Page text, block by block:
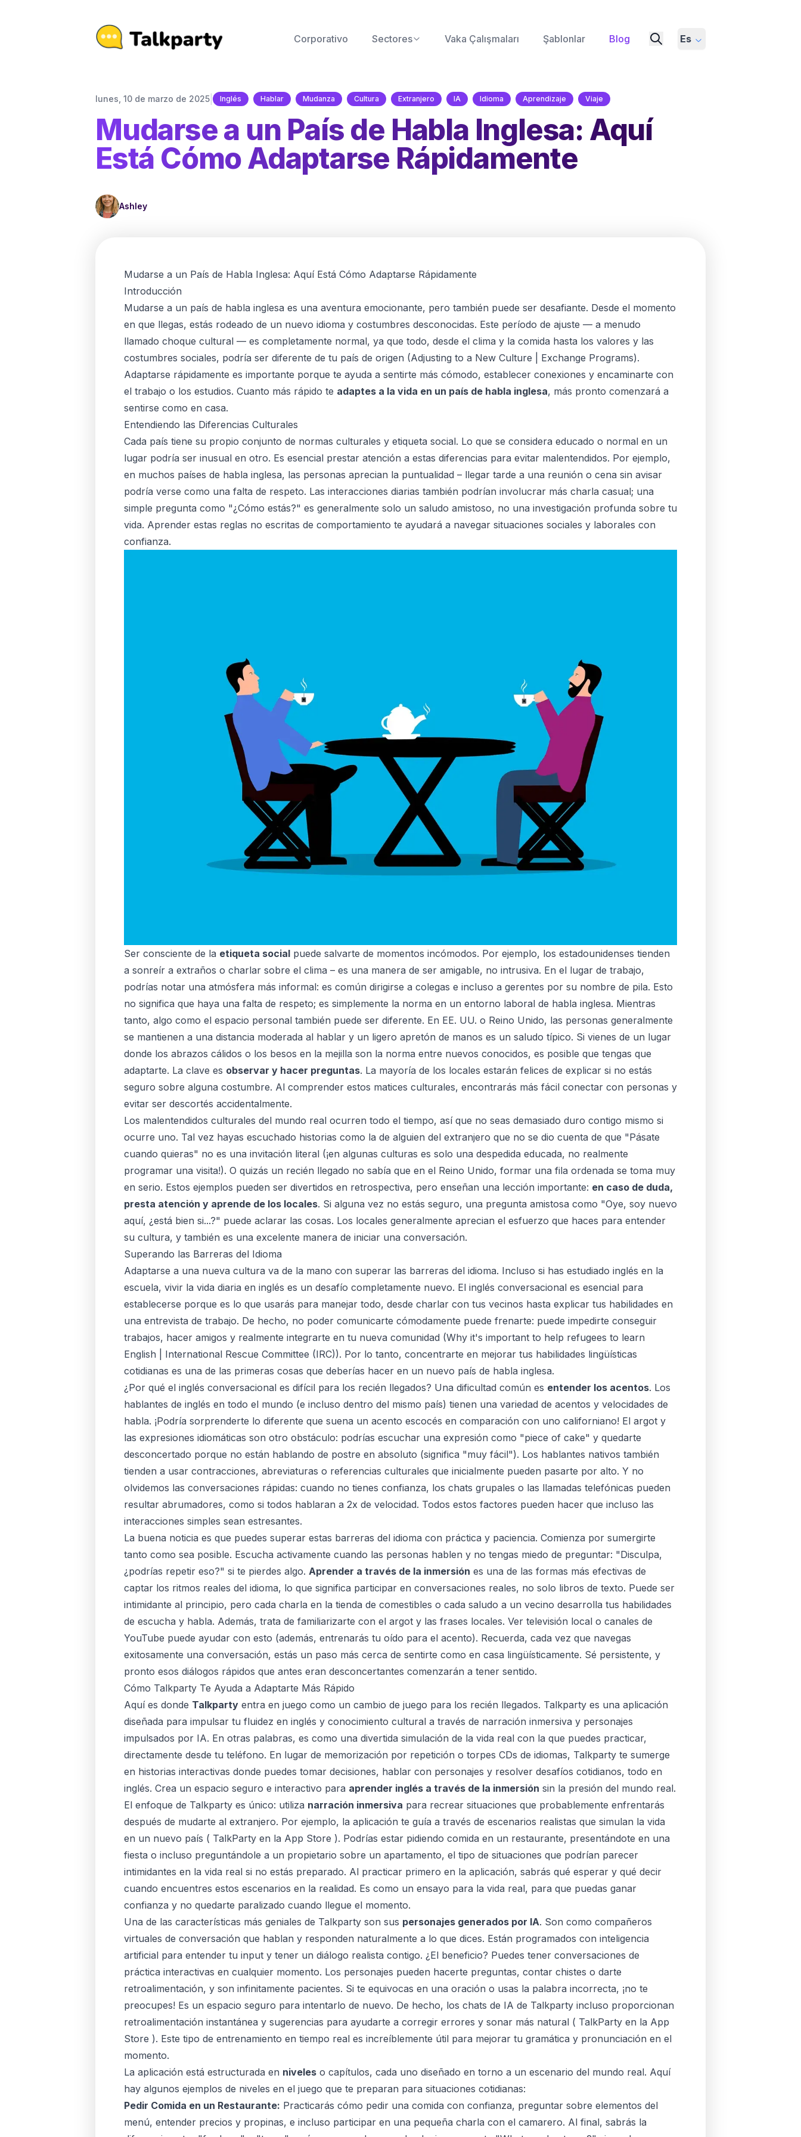
Corporativo Sectores Vaka Çalışmaları Şablonlar Blog Es
lunes, 10 de marzo de 2025 Inglés Hablar Mudanza Cultura Extranjero IA Idioma Aprendizaje Viaje
Mudarse a un País de Habla Inglesa: Aquí
Está Cómo Adaptarse Rápidamente
Ashley
Mudarse a un País de Habla Inglesa: Aquí Está Cómo Adaptarse Rápidamente
Introducción
Mudarse a un país de habla inglesa es una aventura emocionante, pero también puede ser desafiante. Desde el momento
en que llegas, estás rodeado de un nuevo idioma y costumbres desconocidas. Este período de ajuste — a menudo
llamado choque cultural — es completamente normal, ya que todo, desde el clima y la comida hasta los valores y las
costumbres sociales, podría ser diferente de tu país de origen (Adjusting to a New Culture | Exchange Programs).
Adaptarse rápidamente es importante porque te ayuda a sentirte más cómodo, establecer conexiones y encaminarte con
el trabajo o los estudios. Cuanto más rápido te adaptes a la vida en un país de habla inglesa, más pronto comenzará a
sentirse como en casa.
Entendiendo las Diferencias Culturales
Cada país tiene su propio conjunto de normas culturales y etiqueta social. Lo que se considera educado o normal en un
lugar podría ser inusual en otro. Es esencial prestar atención a estas diferencias para evitar malentendidos. Por ejemplo,
en muchos países de habla inglesa, las personas aprecian la puntualidad – llegar tarde a una reunión o cena sin avisar
podría verse como una falta de respeto. Las interacciones diarias también podrían involucrar más charla casual; una
simple pregunta como "¿Cómo estás?" es generalmente solo un saludo amistoso, no una investigación profunda sobre tu
vida. Aprender estas reglas no escritas de comportamiento te ayudará a navegar situaciones sociales y laborales con
confianza.
Ser consciente de la etiqueta social puede salvarte de momentos incómodos. Por ejemplo, los estadounidenses tienden
a sonreír a extraños o charlar sobre el clima – es una manera de ser amigable, no intrusiva. En el lugar de trabajo,
podrías notar una atmósfera más informal: es común dirigirse a colegas e incluso a gerentes por su nombre de pila. Esto
no significa que haya una falta de respeto; es simplemente la norma en un entorno laboral de habla inglesa. Mientras
tanto, algo como el espacio personal también puede ser diferente. En EE. UU. o Reino Unido, las personas generalmente
se mantienen a una distancia moderada al hablar y un ligero apretón de manos es un saludo típico. Si vienes de un lugar
donde los abrazos cálidos o los besos en la mejilla son la norma entre nuevos conocidos, es posible que tengas que
adaptarte. La clave es observar y hacer preguntas. La mayoría de los locales estarán felices de explicar si no estás
seguro sobre alguna costumbre. Al comprender estos matices culturales, encontrarás más fácil conectar con personas y
evitar ser descortés accidentalmente.
Los malentendidos culturales del mundo real ocurren todo el tiempo, así que no seas demasiado duro contigo mismo si
ocurre uno. Tal vez hayas escuchado historias como la de alguien del extranjero que no se dio cuenta de que "Pásate
cuando quieras" no es una invitación literal (¡en algunas culturas es solo una despedida educada, no realmente
programar una visita!). O quizás un recién llegado no sabía que en el Reino Unido, formar una fila ordenada se toma muy
en serio. Estos ejemplos pueden ser divertidos en retrospectiva, pero enseñan una lección importante: en caso de duda,
presta atención y aprende de los locales. Si alguna vez no estás seguro, una pregunta amistosa como "Oye, soy nuevo
aquí, ¿está bien si...?" puede aclarar las cosas. Los locales generalmente aprecian el esfuerzo que haces para entender
su cultura, y también es una excelente manera de iniciar una conversación.
Superando las Barreras del Idioma
Adaptarse a una nueva cultura va de la mano con superar las barreras del idioma. Incluso si has estudiado inglés en la
escuela, vivir la vida diaria en inglés es un desafío completamente nuevo. El inglés conversacional es esencial para
establecerse porque es lo que usarás para manejar todo, desde charlar con tus vecinos hasta explicar tus habilidades en
una entrevista de trabajo. De hecho, no poder comunicarte cómodamente puede frenarte: puede impedirte conseguir
trabajos, hacer amigos y realmente integrarte en tu nueva comunidad (Why it's important to help refugees to learn
English | International Rescue Committee (IRC)). Por lo tanto, concentrarte en mejorar tus habilidades lingüísticas
cotidianas es una de las primeras cosas que deberías hacer en un nuevo país de habla inglesa.
¿Por qué el inglés conversacional es difícil para los recién llegados? Una dificultad común es entender los acentos. Los
hablantes de inglés en todo el mundo (e incluso dentro del mismo país) tienen una variedad de acentos y velocidades de
habla. ¡Podría sorprenderte lo diferente que suena un acento escocés en comparación con uno californiano! El argot y
las expresiones idiomáticas son otro obstáculo: podrías escuchar una expresión como "piece of cake" y quedarte
desconcertado porque no están hablando de postre en absoluto (significa "muy fácil"). Los hablantes nativos también
tienden a usar contracciones, abreviaturas o referencias culturales que inicialmente pueden pasarte por alto. Y no
olvidemos las conversaciones rápidas: cuando no tienes confianza, los chats grupales o las llamadas telefónicas pueden
resultar abrumadores, como si todos hablaran a 2x de velocidad. Todos estos factores pueden hacer que incluso las
interacciones simples sean estresantes.
La buena noticia es que puedes superar estas barreras del idioma con práctica y paciencia. Comienza por sumergirte
tanto como sea posible. Escucha activamente cuando las personas hablen y no tengas miedo de preguntar: "Disculpa,
¿podrías repetir eso?" si te pierdes algo. Aprender a través de la inmersión es una de las formas más efectivas de
captar los ritmos reales del idioma, lo que significa participar en conversaciones reales, no solo libros de texto. Puede ser
intimidante al principio, pero cada charla en la tienda de comestibles o cada saludo a un vecino desarrolla tus habilidades
de escucha y habla. Además, trata de familiarizarte con el argot y las frases locales. Ver televisión local o canales de
YouTube puede ayudar con esto (además, entrenarás tu oído para el acento). Recuerda, cada vez que navegas
exitosamente una conversación, estás un paso más cerca de sentirte como en casa lingüísticamente. Sé persistente, y
pronto esos diálogos rápidos que antes eran desconcertantes comenzarán a tener sentido.
Cómo Talkparty Te Ayuda a Adaptarte Más Rápido
Aquí es donde Talkparty entra en juego como un cambio de juego para los recién llegados. Talkparty es una aplicación
diseñada para impulsar tu fluidez en inglés y conocimiento cultural a través de narración inmersiva y personajes
impulsados por IA. En otras palabras, es como una divertida simulación de la vida real con la que puedes practicar,
directamente desde tu teléfono. En lugar de memorización por repetición o torpes CDs de idiomas, Talkparty te sumerge
en historias interactivas donde puedes tomar decisiones, hablar con personajes y resolver desafíos cotidianos, todo en
inglés. Crea un espacio seguro e interactivo para aprender inglés a través de la inmersión sin la presión del mundo real.
El enfoque de Talkparty es único: utiliza narración inmersiva para recrear situaciones que probablemente enfrentarás
después de mudarte al extranjero. Por ejemplo, la aplicación te guía a través de escenarios realistas que simulan la vida
en un nuevo país ( ‎TalkParty en la App Store ). Podrías estar pidiendo comida en un restaurante, presentándote en una
fiesta o incluso preguntándole a un propietario sobre un apartamento, el tipo de situaciones que podrían parecer
intimidantes en la vida real si no estás preparado. Al practicar primero en la aplicación, sabrás qué esperar y qué decir
cuando encuentres estos escenarios en la realidad. Es como un ensayo para la vida real, para que puedas ganar
confianza y no quedarte paralizado cuando llegue el momento.
Una de las características más geniales de Talkparty son sus personajes generados por IA. Son como compañeros
virtuales de conversación que hablan y responden naturalmente a lo que dices. Están programados con inteligencia
artificial para entender tu input y tener un diálogo realista contigo. ¿El beneficio? Puedes tener conversaciones de
práctica interactivas en cualquier momento. Los personajes pueden hacerte preguntas, contar chistes o darte
retroalimentación, y son infinitamente pacientes. Si te equivocas en una oración o usas la palabra incorrecta, ¡no te
preocupes! Es un espacio seguro para intentarlo de nuevo. De hecho, los chats de IA de Talkparty incluso proporcionan
retroalimentación instantánea y sugerencias para ayudarte a corregir errores y sonar más natural ( ‎TalkParty en la App
Store ). Este tipo de entrenamiento en tiempo real es increíblemente útil para mejorar tu gramática y pronunciación en el
momento.
La aplicación está estructurada en niveles o capítulos, cada uno diseñado en torno a un escenario del mundo real. Aquí
hay algunos ejemplos de niveles en el juego que te preparan para situaciones cotidianas:
Pedir Comida en un Restaurante: Practicarás cómo pedir una comida con confianza, preguntar sobre elementos del
menú, entender precios y propinas, e incluso participar en una pequeña charla con el camarero. Al final, sabrás la